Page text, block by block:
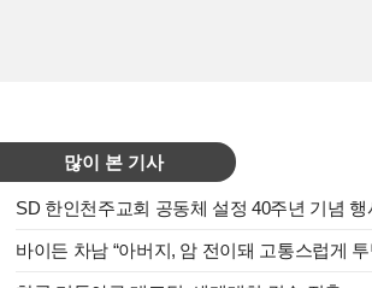
많이 본 기사
SD 한인천주교회 공동체 설정 40주년 기념 행
바이든 차남 “아버지, 암 전이돼 고통스럽게 투